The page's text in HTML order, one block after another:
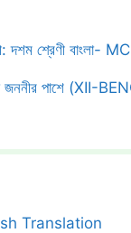
দশম শ্রেণী বাংলা-
জননীর পাশে (XII-
Translation